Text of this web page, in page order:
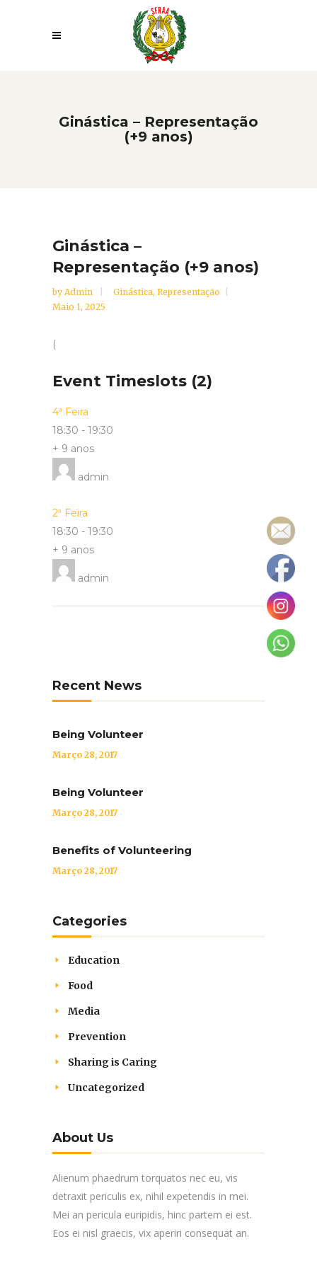
Ginástica – Representação
(+9 anos)
Ginástica –
Representação (+9 anos)
by Admin Ginástica, Representação
Maio 1, 2025
(
Event Timeslots (2)
4ª Feira
18:30 - 19:30
+ 9 anos
admin
2ª Feira
18:30 - 19:30
+ 9 anos
admin
Recent News
Being Volunteer
Março 28, 2017
Being Volunteer
Março 28, 2017
Benefits of Volunteering
Março 28, 2017
Categories
Education
Food
Media
Prevention
Sharing is Caring
Uncategorized
About Us
Alienum phaedrum torquatos nec eu, vis
detraxit periculis ex, nihil expetendis in mei.
Mei an pericula euripidis, hinc partem ei est.
Eos ei nisl graecis, vix aperiri consequat an.